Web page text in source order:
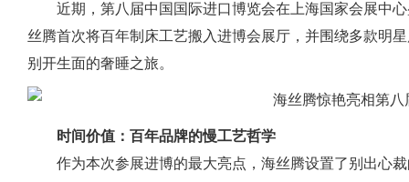
近期，第八届中国国际进口博览会在上海国家会展中
丝腾首次将百年制床工艺搬入进博会展厅，并围绕多款明
别开生面的奢睡之旅。
时间价值：百年品牌的慢工艺哲学
作为本次参展进博的最大亮点，海丝腾设置了别出心